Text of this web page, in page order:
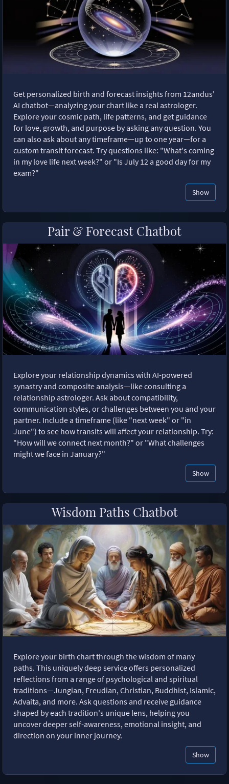
Get personalized birth and forecast insights from 12andus'
AI chatbot—analyzing your chart like a real astrologer.
Explore your cosmic path, life patterns, and get guidance
for love, growth, and purpose by asking any question. You
can also ask about any timeframe—up to one year—for a
custom transit forecast. Try questions like: "What's coming
in my love life next week?" or "Is July 12 a good day for my
exam?"
Show
Pair & Forecast Chatbot
Explore your relationship dynamics with AI-powered
synastry and composite analysis—like consulting a
relationship astrologer. Ask about compatibility,
communication styles, or challenges between you and your
partner. Include a timeframe (like "next week" or "in
June") to see how transits will affect your relationship. Try:
"How will we connect next month?" or "What challenges
might we face in January?"
Show
Wisdom Paths Chatbot
Explore your birth chart through the wisdom of many
paths. This uniquely deep service offers personalized
reflections from a range of psychological and spiritual
traditions—Jungian, Freudian, Christian, Buddhist, Islamic,
Advaita, and more. Ask questions and receive guidance
shaped by each tradition's unique lens, helping you
uncover deeper self-awareness, emotional insight, and
direction on your inner journey.
Show